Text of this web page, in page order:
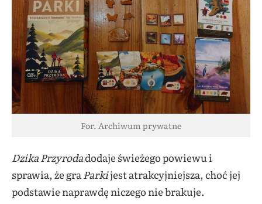
For. Archiwum prywatne
Dzika Przyrodadodaje świeżego powiewu i
sprawia, że gra Parkijest atrakcyjniejsza, choć jej
podstawie naprawdę niczego nie brakuje.